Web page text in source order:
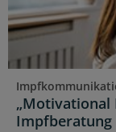
„Motivational
Impfberatung